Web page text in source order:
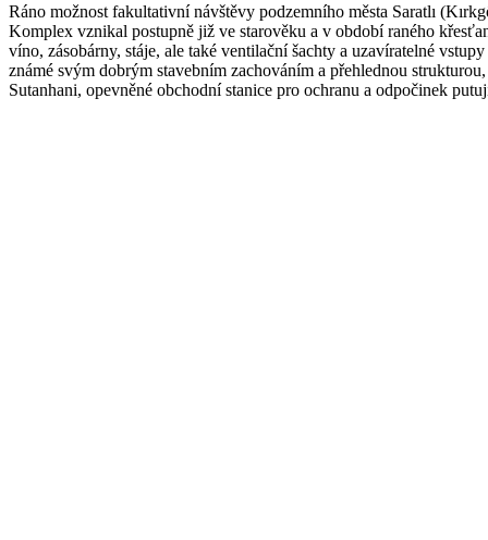
Ráno možnost fakultativní návštěvy podzemního města Saratlı
Komplex vznikal postupně již ve starověku a v období raného
víno, zásobárny, stáje, ale také ventilační šachty a uzavíratelné
známé svým dobrým stavebním zachováním a přehlednou
Sutanhani, opevněné obchodní stanice pro ochranu a odpočinek